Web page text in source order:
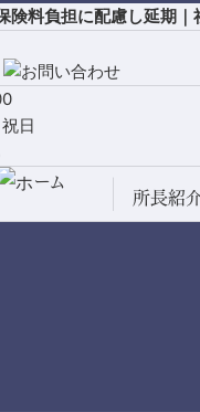
料負担に配慮し延期
日
所長紹